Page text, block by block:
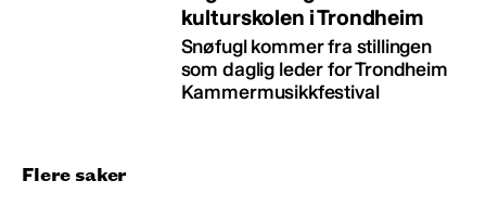
kulturskolen i Trondheim
Snøfugl kommer fra stillingen
som daglig leder for Trondheim
Kammermusikkfestival
Flere saker